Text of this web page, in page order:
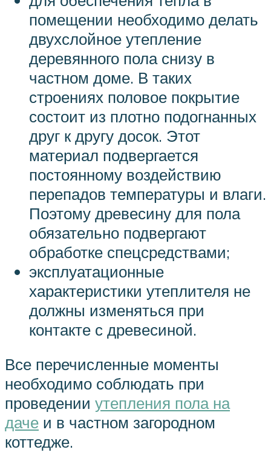
помещении необходимо делать
двухслойное утепление
деревянного пола снизу в
частном доме. В таких
строениях половое покрытие
состоит из плотно подогнанных
друг к другу досок. Этот
материал подвергается
постоянному воздействию
перепадов температуры и влаги.
Поэтому древесину для пола
обязательно подвергают
обработке спецсредствами;
эксплуатационные
характеристики утеплителя не
должны изменяться при
контакте с древесиной.
Все перечисленные моменты
необходимо соблюдать при
проведении утепления пола на
даче и в частном загородном
коттедже.